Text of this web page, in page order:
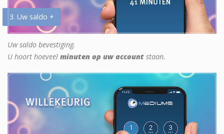
3. Uw saldo +
Uw saldo bevestiging.
U hoort hoeveel minuten op uw account staan.